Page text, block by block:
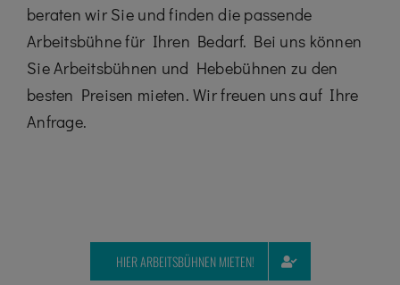
beraten wir Sie und finden die passende
Arbeitsbühne für Ihren Bedarf. Bei uns können
Sie Arbeitsbühnen und Hebebühnen zu den
besten Preisen mieten. Wir freuen uns auf Ihre
Anfrage.
HIER ARBEITSBÜHNEN MIETEN!